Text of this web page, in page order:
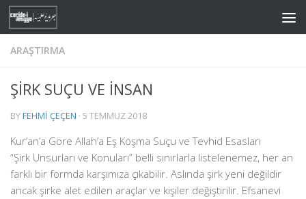
Skip to content
ARAŞTIRMA
ŞİRK SUÇU VE İNSAN
BYFEHMI ÇEÇEN · 5 TEMMUZ 2018
Kur’an’a Göre Allah’a Eş Koşma Suçu ve Tevhid Esasları
“Şirk Unsurları ve Konuları” belli sınırlarla listelenemez, her an
farklı bir formda karşımıza çıkabilir. Aslında şirk yeni değildir
ancak şirke alet edilen araçlar ve kişiler değiştirilir. Efsanevi